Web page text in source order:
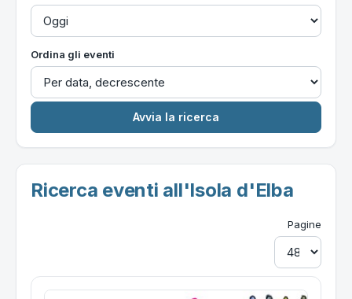
Ordina gli eventi
Ricerca eventi all'Isola d'Elba
Pagine